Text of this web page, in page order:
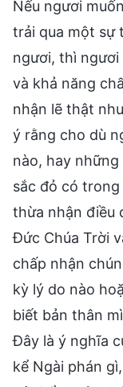
Nếu ngươi
trải qua một sự
ngươi, thì
và khả năng
nhận lẽ thật
ý rằng cho dù
nào, hay
sắc đỏ có
thừa nhận điều
Đức Chúa Trời
chấp nhận
kỳ lý do nào
biết bản thân
Đây là ý nghĩa
kể Ngài phán